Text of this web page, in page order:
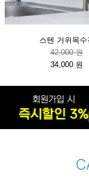
스텐 거위목수
42,000 원
34,000 원